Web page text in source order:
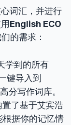
词汇，并进行
English ECO
的需求：
学到的所有
键导入到
分写作词库。
置了基于艾宾浩
据你的记忆情